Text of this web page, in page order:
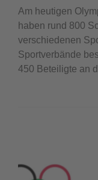
Am heutigen
haben rund 800
verschiedenen
Sportverbände
450 Beteiligte an